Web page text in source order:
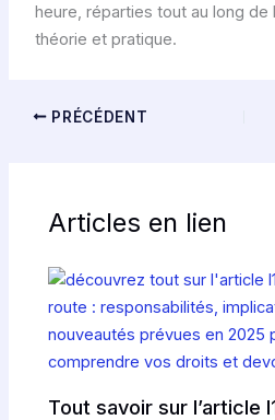
heure, réparties tout au long de
théorie et pratique.
PRÉCÉDENT
Articles en lien
Tout savoir sur l’article